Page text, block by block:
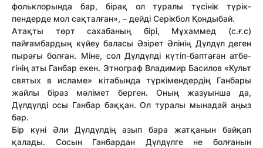
фольклорында бар, бірақ ол туралы түсінік тү­рік­
пендерде мол сақталған», – дей­ді Серікбол Қондыбай.
Атақты төрт сахабаның бірі, Мұ­хаммед (с.ғ.с)
пайғамбардың күйеу баласы Әзірет Әлінің Дүл­дүл деген
пырағы болған. Міне, сол Дүлдүлді күтіп-баптаған ат­бе­
гінің аты Ганбар екен. Этнограф Владимир Басилов «Ку­льт
святых в исламе» кіта­бын­да түркімендердің Ганбары
жай­лы біраз мәлімет берген. Оның жазуынша да,
Дүлдүлді осы Ганбар баққан. Ол туралы мынадай аңыз
бар.
Бір күні Әли Дүлдүлдің азып ба­ра жатқанын байқап
қалады. Сосын Ганбардан Дүлдүлге не бол­ғанын